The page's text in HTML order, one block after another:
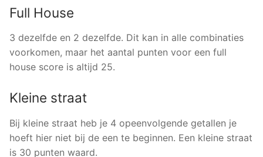
Full House
3 dezelfde en 2 dezelfde. Dit kan in alle combinaties
voorkomen, maar het aantal punten voor een full
house score is altijd 25.
Kleine straat
Bij kleine straat heb je 4 opeenvolgende getallen je
hoeft hier niet bij de een te beginnen. Een kleine straat
is 30 punten waard.